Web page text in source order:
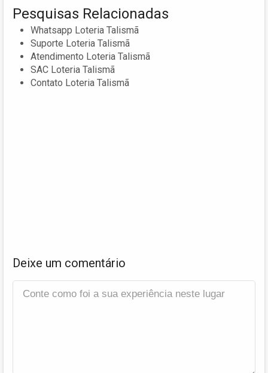
Pesquisas Relacionadas
Whatsapp Loteria Talismã
Suporte Loteria Talismã
Atendimento Loteria Talismã
SAC Loteria Talismã
Contato Loteria Talismã
Deixe um comentário